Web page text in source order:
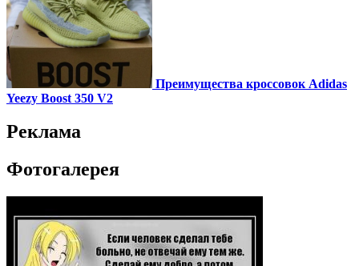
Преимущества кроссовок Adidas
Yeezy Boost 350 V2
Реклама
Фотогалерея